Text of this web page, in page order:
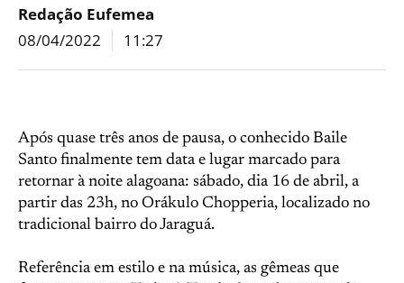
Redação Eufemea
08/04/2022
11:27
Após quase três anos de pausa, o conhecido Baile
Santo finalmente tem data e lugar marcado para
retornar à noite alagoana: sábado, dia 16 de abril, a
partir das 23h, no Orákulo Chopperia, localizado no
tradicional bairro do Jaraguá.
Referência em estilo e na música, as gêmeas que